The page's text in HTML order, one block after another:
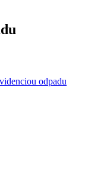
odpadu